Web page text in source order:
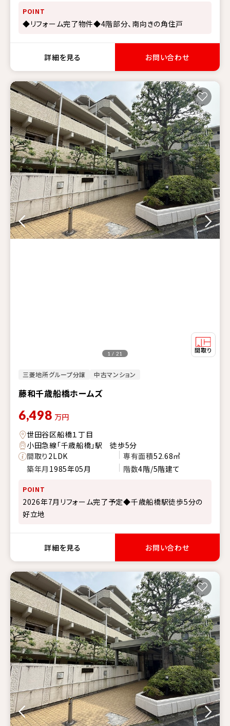
POINT
◆リフォーム完了物件◆4階部分、南向きの角住戸
詳細を見る お問い合わせ
三菱地所グループ分譲 中古マンション
藤和千歳船橋ホームズ
1 / 21
6,498 万円
世田谷区船橋１丁目
小田急線「千歳船橋」駅 徒歩5分
間取り2LDK 専有面積52.68㎡
築年月 1985年05月 階数4階/5階建て
POINT
2026年7月リフォーム完了予定◆千歳船橋駅徒歩5分の
好立地
詳細を見る お問い合わせ